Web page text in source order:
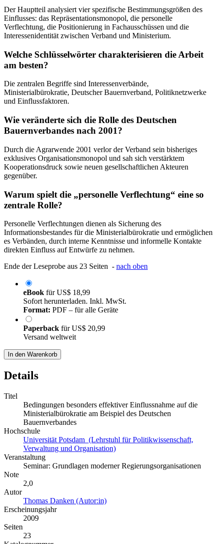
Der Hauptteil analysiert vier spezifische Bestimmungsgrößen des
Einflusses: das Repräsentationsmonopol, die personelle
Verflechtung, die Positionierung in Fachausschüssen und die
Interessenidentität zwischen Verband und Ministerium.
Welche Schlüsselwörter charakterisieren die Arbeit
am besten?
Die zentralen Begriffe sind Interessenverbände,
Ministerialbürokratie, Deutscher Bauernverband, Politiknetzwerke
und Einflussfaktoren.
Wie veränderte sich die Rolle des Deutschen
Bauernverbandes nach 2001?
Durch die Agrarwende 2001 verlor der Verband sein bisheriges
exklusives Organisationsmonopol und sah sich verstärktem
Kooperationsdruck sowie neuen gesellschaftlichen Akteuren
gegenüber.
Warum spielt die „personelle Verflechtung“ eine so
zentrale Rolle?
Personelle Verflechtungen dienen als Sicherung des
Informationsbestandes für die Ministerialbürokratie und ermöglichen
es Verbänden, durch interne Kenntnisse und informelle Kontakte
direkten Einfluss auf Entwürfe zu nehmen.
Ende der Leseprobe aus 23 Seiten - nach oben
eBook fürUS$ 18,99
Sofort herunterladen. Inkl. MwSt.
Format: PDF – für alle Geräte
Paperback fürUS$ 20,99
Versand weltweit
In den Warenkorb
Details
Titel
Bedingungen besonders effektiver Einflussnahme auf die
Ministerialbürokratie am Beispiel des Deutschen
Bauernverbandes
Hochschule
Universität Potsdam (Lehrstuhl für Politikwissenschaft,
Verwaltung und Organisation)
Veranstaltung
Seminar: Grundlagen moderner Regierungsorganisationen
Note
2,0
Autor
Thomas Danken (Autor:in)
Erscheinungsjahr
2009
Seiten
23